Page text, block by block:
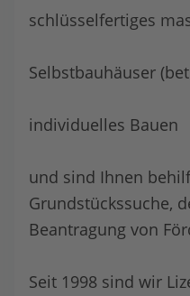
schlüsselfertiges
Selbstbauhäuser
individuelles Bauen
und sind Ihnen
Grundstückssuche,
Beantragung von
Seit 1998 sind wir